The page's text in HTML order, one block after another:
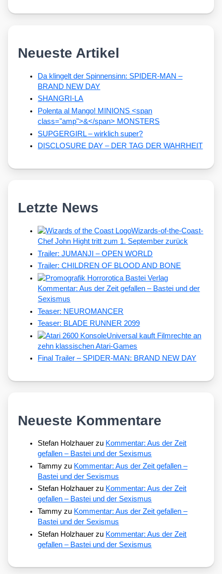
Neueste Artikel
Da klingelt der Spinnensinn: SPIDER-MAN –
BRAND NEW DAY
SHANGRI-LA
Polenta al Mango! MINIONS <span
class="amp">&</span> MONSTERS
SUPGERGIRL – wirklich super?
DISCLOSURE DAY – DER TAG DER WAHRHEIT
Letzte News
Wizards-of-the-Coast-
Chef John Hight tritt zum 1. September zurück
Trailer: JUMANJI – OPEN WORLD
Trailer: CHILDREN OF BLOOD AND BONE
Kommentar: Aus der Zeit gefallen – Bastei und der
Sexismus
Teaser: NEUROMANCER
Teaser: BLADE RUNNER 2099
Universal kauft Filmrechte an
zehn klassischen Atari-Games
Final Trailer – SPIDER-MAN: BRAND NEW DAY
Neueste Kommentare
Stefan Holzhauer zu Kommentar: Aus der Zeit
gefallen – Bastei und der Sexismus
Tammy zu Kommentar: Aus der Zeit gefallen –
Bastei und der Sexismus
Stefan Holzhauer zu Kommentar: Aus der Zeit
gefallen – Bastei und der Sexismus
Tammy zu Kommentar: Aus der Zeit gefallen –
Bastei und der Sexismus
Stefan Holzhauer zu Kommentar: Aus der Zeit
gefallen – Bastei und der Sexismus